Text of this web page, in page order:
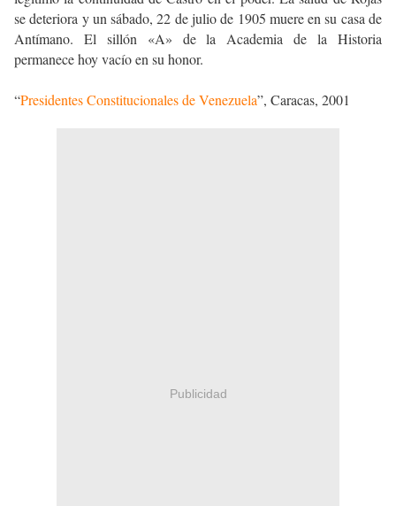
se deteriora y un sábado, 22 de julio de 1905 muere en su casa de
Antímano. El sillón «A» de la Academia de la Historia
permanece hoy vacío en su honor.
“Presidentes Constitucionales de Venezuela”, Caracas, 2001
Publicidad